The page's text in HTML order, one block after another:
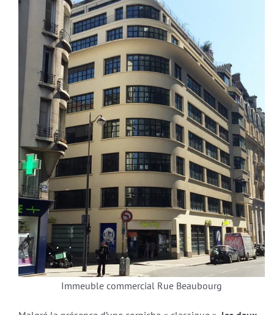
Immeuble commercial Rue Beaubourg